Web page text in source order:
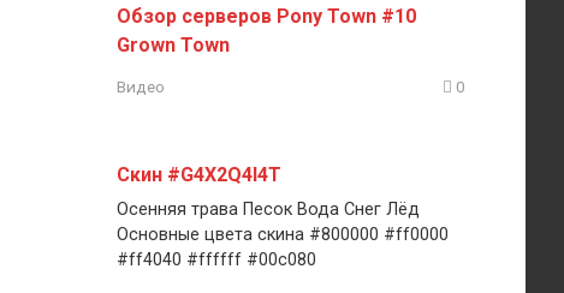
Обзор серверов Pony Town #10
Grown Town
Видео 0
Скин #G4X2Q4I4T
Осенняя трава Песок Вода Снег Лёд
Основные цвета скина #800000 #ff0000
#ff4040 #ffffff #00c080